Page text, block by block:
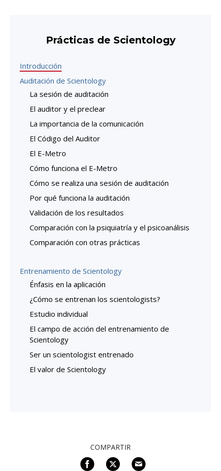
Prácticas de Scientology
Introducción
Auditación de Scientology
La sesión de auditación
El auditor y el preclear
La importancia de la comunicación
El Código del Auditor
El E-Metro
Cómo funciona el E-Metro
Cómo se realiza una sesión de auditación
Por qué funciona la auditación
Validación de los resultados
Comparación con la psiquiatría y el psicoanálisis
Comparación con otras prácticas
Entrenamiento de Scientology
Énfasis en la aplicación
¿Cómo se entrenan los scientologists?
Estudio individual
El campo de acción del entrenamiento de
Scientology
Ser un scientologist entrenado
El valor de Scientology
COMPARTIR